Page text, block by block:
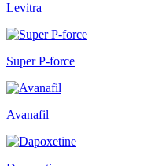
Levitra
Super P-force
Avanafil